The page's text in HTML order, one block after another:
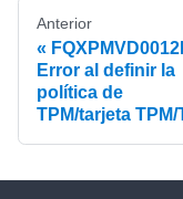
Anterior
Error al definir la
política de
TPM/tarjeta TPM/